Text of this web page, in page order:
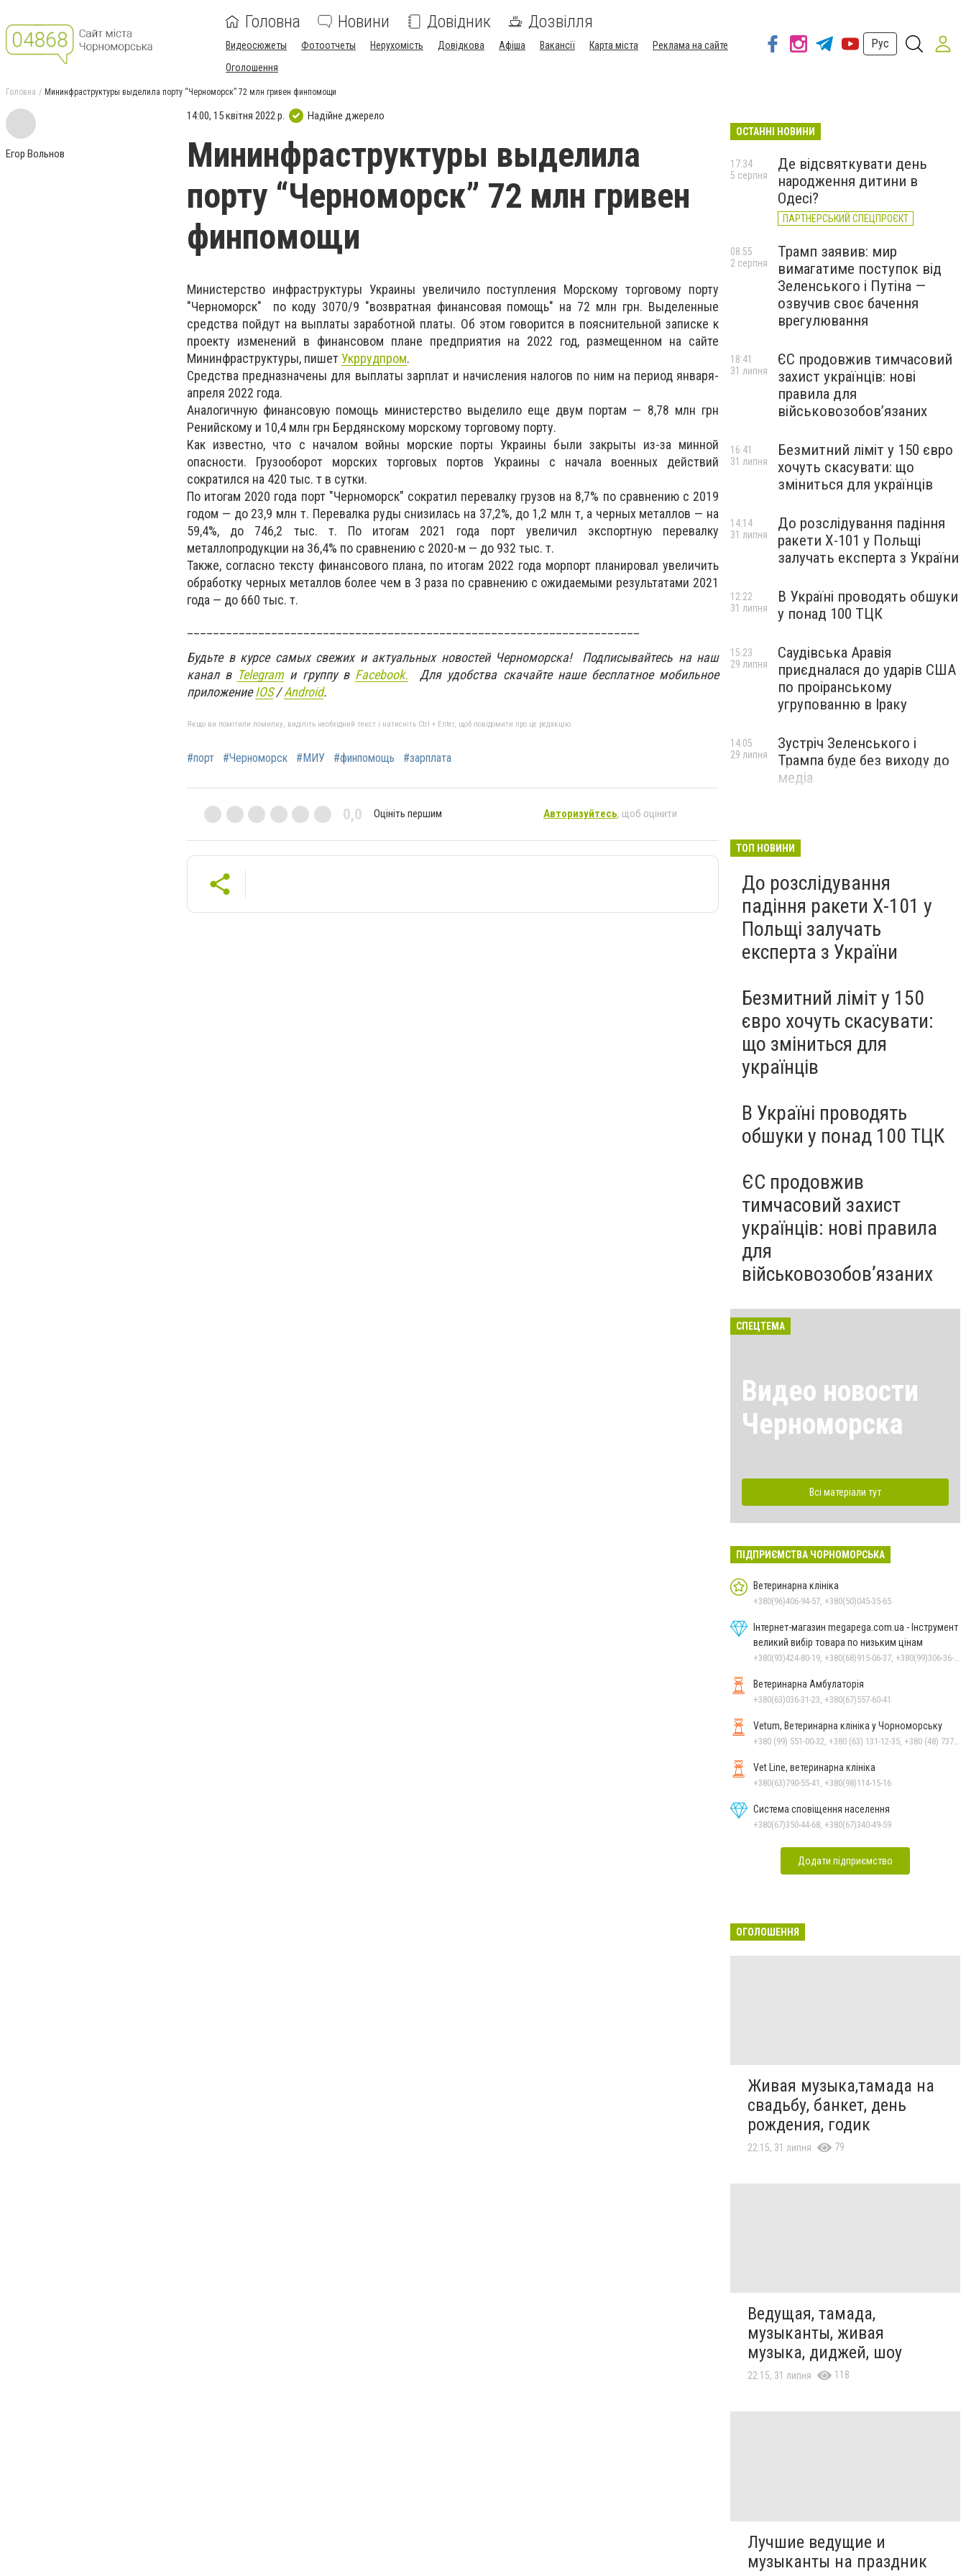
Головна Новини Довідник Дозвілля
Видеосюжеты Фотоотчеты Нерухомість Довідкова Афіша Вакансії Карта міста
Реклама на сайте
Оголошення
Рус
Головна Мининфраструктуры выделила порту “Черноморск” 72 млн гривен финпомощи
Егор Вольнов
14:00, 15 квітня 2022 р. Надійне джерело
Мининфраструктуры выделила
порту “Черноморск” 72 млн гривен
финпомощи
Министерство инфраструктуры Украины увеличило поступления Морскому торговому порту
"Черноморск" по коду 3070/9 "возвратная финансовая помощь" на 72 млн грн. Выделенные
средства пойдут на выплаты заработной платы. Об этом говорится в пояснительной записке к
проекту изменений в финансовом плане предприятия на 2022 год, размещенном на сайте
Мининфраструктуры, пишетУкррудпром.
Средства предназначены для выплаты зарплат и начисления налогов по ним на период января-
апреля 2022 года.
Аналогичную финансовую помощь министерство выделило еще двум портам — 8,78 млн грн
Ренийскому и 10,4 млн грн Бердянскому морскому торговому порту.
Как известно, что с началом войны морские порты Украины были закрыты из-за минной
опасности. Грузооборот морских торговых портов Украины с начала военных действий
сократился на 420 тыс. т в сутки.
По итогам 2020 года порт "Черноморск" сократил перевалку грузов на 8,7% по сравнению с 2019
годом — до 23,9 млн т. Перевалка руды снизилась на 37,2%, до 1,2 млн т, а черных металлов — на
59,4%, до 746,2 тыс. т. По итогам 2021 года порт увеличил экспортную перевалку
металлопродукции на 36,4% по сравнению с 2020-м — до 932 тыс. т.
Также, согласно тексту финансового плана, по итогам 2022 года морпорт планировал увеличить
обработку черных металлов более чем в 3 раза по сравнению с ожидаемыми результатами 2021
года — до 660 тыс. т.
Будьте в курсе самых свежих и актуальных новостей Черноморска! Подписывайтесь на наш
канал в Telegram и группу в Facebook. Для удобства скачайте наше бесплатное мобильное
приложениеIOS/Android.
Якщо ви помітили помилку, виділіть необхідний текст і натисніть Ctrl + Enter, щоб повідомити про це редакцію
#порт #Черноморск #МИУ #финпомощь #зарплата
0,0 Оцініть першим Авторизуйтесь, щоб оцінити
ОСТАННІ НОВИНИ
Де відсвяткувати день
народження дитини в
Одесі?
ПАРТНЕРСЬКИЙ СПЕЦПРОЄКТ
17:34
5 серпня
Трамп заявив: мир
вимагатиме поступок від
Зеленського і Путіна —
озвучив своє бачення
врегулювання
08:55
2 серпня
ЄС продовжив тимчасовий
захист українців: нові
правила для
військовозобов’язаних
18:41
31 липня
Безмитний ліміт у 150 євро
хочуть скасувати: що
зміниться для українців
16:41
31 липня
До розслідування падіння
ракети Х-101 у Польщі
залучать експерта з України
14:14
31 липня
В Україні проводять обшуки
у понад 100 ТЦК
12:22
31 липня
Саудівська Аравія
приєдналася до ударів США
по проіранському
угрупованню в Іраку
15:23
29 липня
Зустріч Зеленського і
Трампа буде без виходу до
медіа
14:05
29 липня
ТОП НОВИНИ
До розслідування
падіння ракети Х-101 у
Польщі залучать
експерта з України
Безмитний ліміт у 150
євро хочуть скасувати:
що зміниться для
українців
В Україні проводять
обшуки у понад 100 ТЦК
ЄС продовжив
тимчасовий захист
українців: нові правила
для
військовозобов’язаних
СПЕЦТЕМА
Видео новости
Черноморска
Всі матеріали тут
ПІДПРИЄМСТВА ЧОРНОМОРСЬКА
Ветеринарна клініка
+380(96)406-94-57, +380(50)045-35-65
Інтернет-магазин megapega.com.ua - Інструмент
великий вибір товара по низьким цінам
Ветеринарна Амбулаторія
+380(63)036-31-23, +380(67)557-60-41
Vetum, Ветеринарна клініка у Чорноморську
Vet Line, ветеринарна клініка
+380(63)790-55-41, +380(98)114-15-16
Система сповіщення населення
+380(67)350-44-68, +380(67)340-49-59
Додати підприємство
ОГОЛОШЕННЯ
Живая музыка,тамада на
свадьбу, банкет, день
рождения, годик
22:15, 31 липня 79
Ведущая, тамада,
музыканты, живая
музыка, диджей, шоу
22:15, 31 липня 118
Лучшие ведущие и
музыканты на праздник